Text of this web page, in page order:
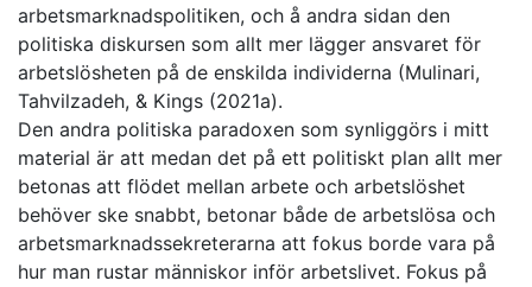
arbetsmarknadspolitiken, och å andra sidan den
politiska diskursen som allt mer lägger ansvaret för
arbetslösheten på de enskilda individerna (Mulinari,
Tahvilzadeh, & Kings (2021a).
Den andra politiska paradoxen som synliggörs i mitt
material är att medan det på ett politiskt plan allt mer
betonas att flödet mellan arbete och arbetslöshet
behöver ske snabbt, betonar både de arbetslösa och
arbetsmarknadssekreterarna att fokus borde vara på
hur man rustar människor inför arbetslivet. Fokus på